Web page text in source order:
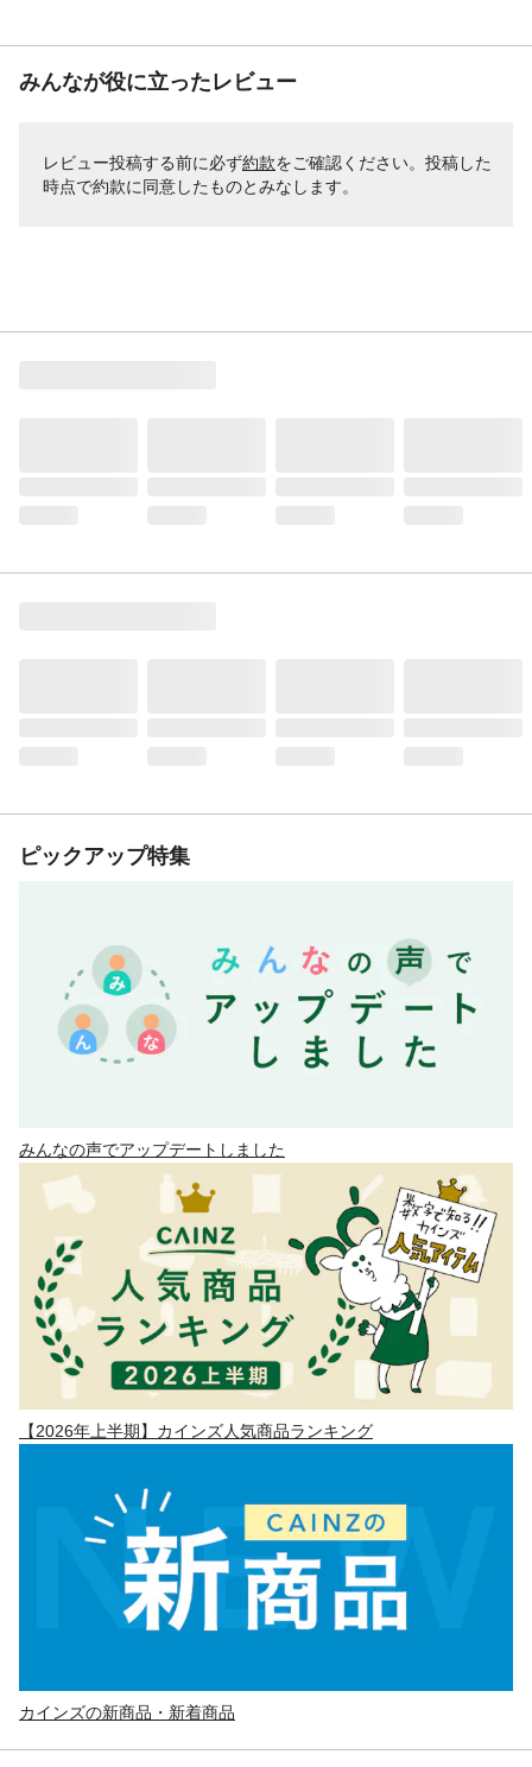
みんなが役に立ったレビュー
レビュー投稿する前に必ず約款をご確認ください。投稿した
時点で約款に同意したものとみなします。
ピックアップ特集
みんなの声でアップデートしました
【2026年上半期】カインズ人気商品ランキング
カインズの新商品・新着商品